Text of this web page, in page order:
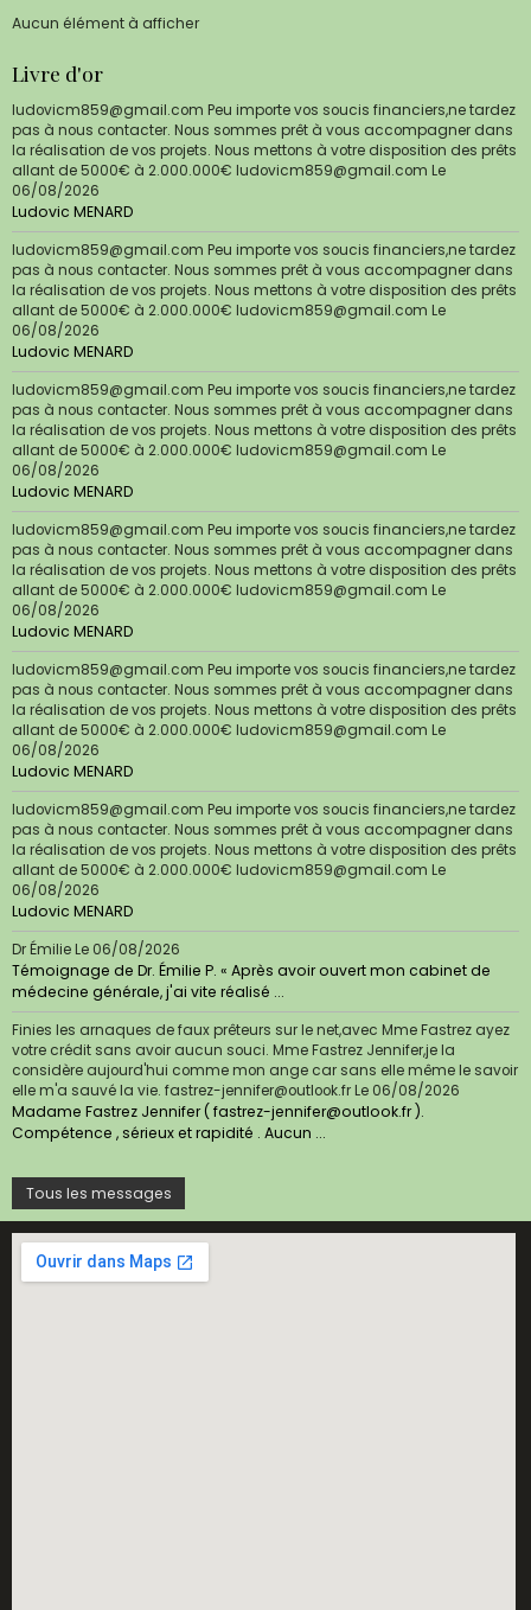
Aucun élément à afficher
Livre d'or
ludovicm859@gmail.com Peu importe vos soucis financiers,ne tardez
pas à nous contacter. Nous sommes prêt à vous accompagner dans
la réalisation de vos projets. Nous mettons à votre disposition des prêts
allant de 5000€ à 2.000.000€ ludovicm859@gmail.com Le
06/08/2026
Ludovic MENARD
ludovicm859@gmail.com Peu importe vos soucis financiers,ne tardez
pas à nous contacter. Nous sommes prêt à vous accompagner dans
la réalisation de vos projets. Nous mettons à votre disposition des prêts
allant de 5000€ à 2.000.000€ ludovicm859@gmail.com Le
06/08/2026
Ludovic MENARD
ludovicm859@gmail.com Peu importe vos soucis financiers,ne tardez
pas à nous contacter. Nous sommes prêt à vous accompagner dans
la réalisation de vos projets. Nous mettons à votre disposition des prêts
allant de 5000€ à 2.000.000€ ludovicm859@gmail.com Le
06/08/2026
Ludovic MENARD
ludovicm859@gmail.com Peu importe vos soucis financiers,ne tardez
pas à nous contacter. Nous sommes prêt à vous accompagner dans
la réalisation de vos projets. Nous mettons à votre disposition des prêts
allant de 5000€ à 2.000.000€ ludovicm859@gmail.com Le
06/08/2026
Ludovic MENARD
ludovicm859@gmail.com Peu importe vos soucis financiers,ne tardez
pas à nous contacter. Nous sommes prêt à vous accompagner dans
la réalisation de vos projets. Nous mettons à votre disposition des prêts
allant de 5000€ à 2.000.000€ ludovicm859@gmail.com Le
06/08/2026
Ludovic MENARD
ludovicm859@gmail.com Peu importe vos soucis financiers,ne tardez
pas à nous contacter. Nous sommes prêt à vous accompagner dans
la réalisation de vos projets. Nous mettons à votre disposition des prêts
allant de 5000€ à 2.000.000€ ludovicm859@gmail.com Le
06/08/2026
Ludovic MENARD
Dr ÉmilieLe 06/08/2026
Témoignage de Dr. Émilie P. « Après avoir ouvert mon cabinet de
médecine générale, j'ai vite réalisé ...
Finies les arnaques de faux prêteurs sur le net,avec Mme Fastrez ayez
votre crédit sans avoir aucun souci. Mme Fastrez Jennifer,je la
considère aujourd'hui comme mon ange car sans elle même le savoir
elle m'a sauvé la vie. fastrez-jennifer@outlook.frLe 06/08/2026
Madame Fastrez Jennifer ( fastrez-jennifer@outlook.fr ).
Compétence , sérieux et rapidité . Aucun ...
Tous les messages